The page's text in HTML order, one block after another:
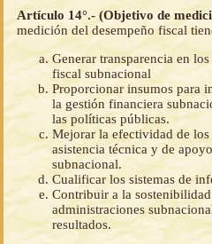
Artículo 14°.- (Objetivo de
medición del desempeño fiscal
Generar transparencia en
fiscal subnacional
Proporcionar insumos para
la gestión financiera
las políticas públicas.
Mejorar la efectividad de los
asistencia técnica y de
subnacional.
Cualificar los sistemas de
Contribuir a la
administraciones
resultados.